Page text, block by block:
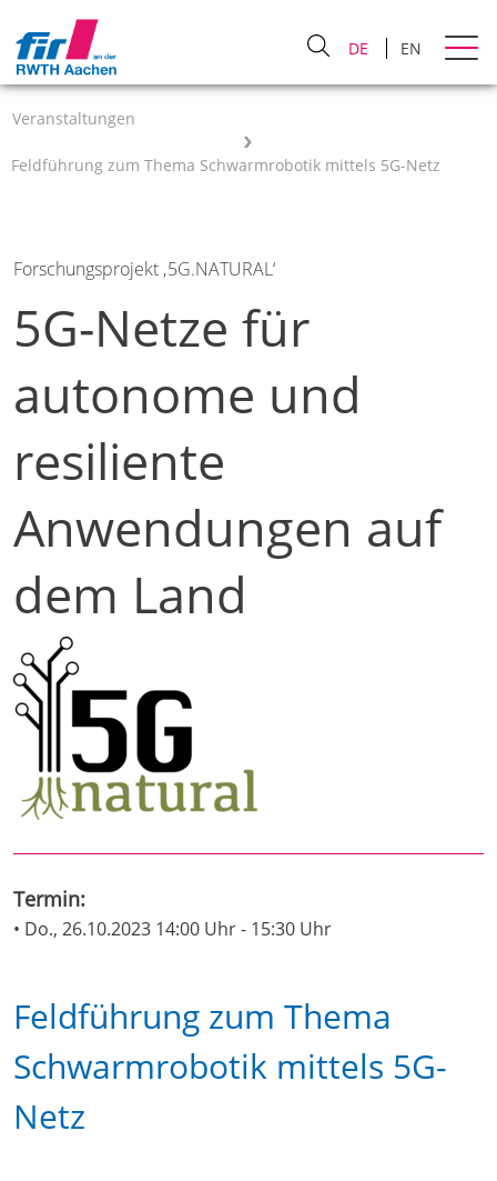
DE EN
Veranstaltungen
Feldführung zum Thema Schwarmrobotik mittels 5G-Netz
Forschungsprojekt ‚5G.NATURAL‘
5G-Netze für
autonome und
resiliente
Anwendungen auf
dem Land
Termin:
• Do., 26.10.2023 14:00 Uhr - 15:30 Uhr
Feldführung zum Thema
Schwarmrobotik mittels 5G-
Netz